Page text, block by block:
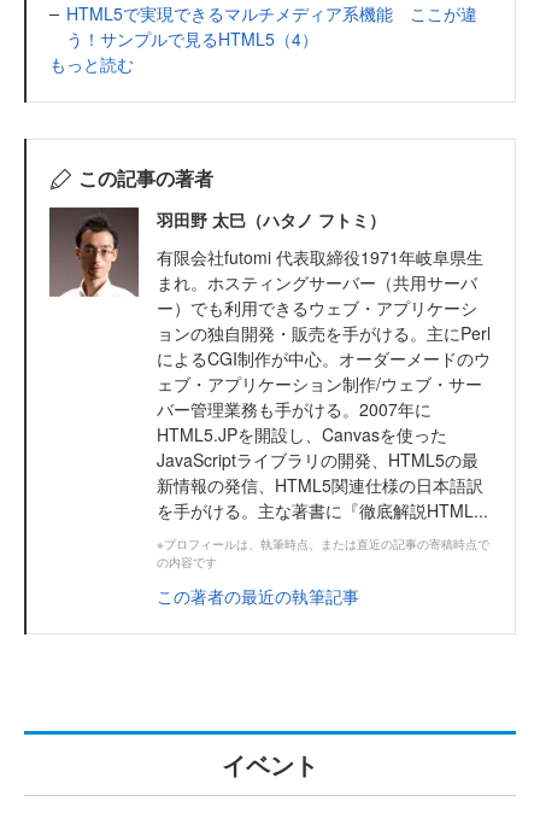
HTML5で実現できるマルチメディア系機能 ここが違
う！サンプルで見るHTML5（4）
もっと読む
この記事の著者
羽田野 太巳（ハタノ フトミ）
有限会社futomi 代表取締役1971年岐阜県生
まれ。ホスティングサーバー（共用サーバ
ー）でも利用できるウェブ・アプリケーシ
ョンの独自開発・販売を手がける。主にPerl
によるCGI制作が中心。オーダーメードのウ
ェブ・アプリケーション制作/ウェブ・サー
バー管理業務も手がける。2007年に
HTML5.JPを開設し、Canvasを使った
JavaScriptライブラリの開発、HTML5の最
新情報の発信、HTML5関連仕様の日本語訳
を手がける。主な著書に『徹底解説HTML...
※プロフィールは、執筆時点、または直近の記事の寄稿時点で
の内容です
この著者の最近の執筆記事
イベント